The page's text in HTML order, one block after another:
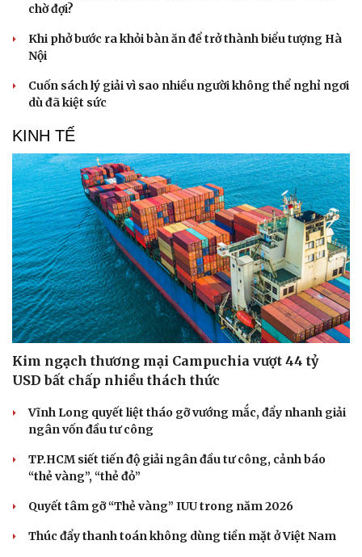
Doanh nghiệp
Thông tin doanh nghiệp
Doanh nghiệp 24h
Doanh nhân
Vì cộng đồng
Sành điệu
Tin Công nghệ
Chuyển đổi số
chờ đợi?
Khi phở bước ra khỏi bàn ăn để trở thành biểu tượng Hà
Nội
Cuốn sách lý giải vì sao nhiều người không thể nghỉ ngơi
dù đã kiệt sức
KINH TẾ
Kim ngạch thương mại Campuchia vượt 44 tỷ
USD bất chấp nhiều thách thức
Vĩnh Long quyết liệt tháo gỡ vướng mắc, đẩy nhanh giải
ngân vốn đầu tư công
TP.HCM siết tiến độ giải ngân đầu tư công, cảnh báo
“thẻ vàng”, “thẻ đỏ”
Quyết tâm gỡ “Thẻ vàng” IUU trong năm 2026
Thúc đẩy thanh toán không dùng tiền mặt ở Việt Nam